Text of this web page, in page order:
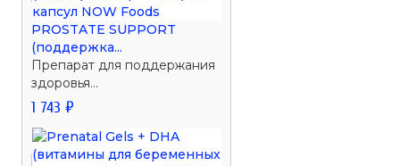
PROSTATE SUPPORT
(поддержка...
Препарат для поддержания
здоровья...
1 743 ₽